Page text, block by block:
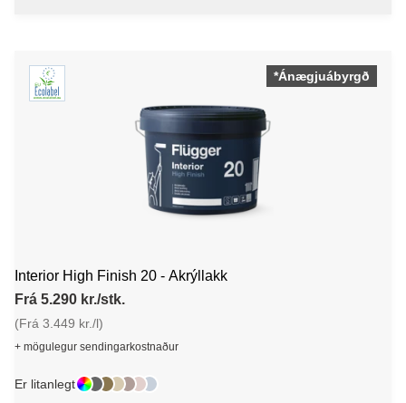
*Ánægjuábyrgð
Interior High Finish 20 - Akrýllakk
Frá 5.290 kr./stk.
(Frá 3.449 kr./l)
+ mögulegur sendingarkostnaður
Er litanlegt